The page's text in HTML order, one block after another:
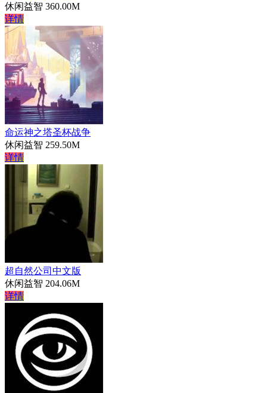
休闲益智 360.00M
详情
命运神之塔圣杯战争
休闲益智 259.50M
详情
超自然公司中文版
休闲益智 204.06M
详情